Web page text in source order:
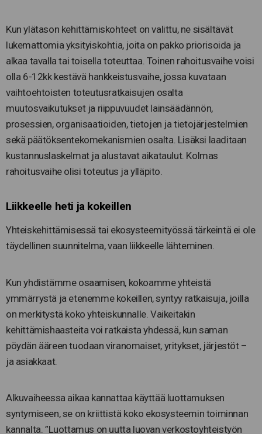
Kun ylätason kehittämiskohteet on valittu, ne sisältävät
lukemattomia yksityiskohtia, joita on pakko priorisoida ja
alkaa tavalla tai toisella toteuttaa. Toinen rahoitusvaihe voisi
olla 6-12kk kestävä hankkeistusvaihe, jossa kuvataan
vaihtoehtoisten toteutusratkaisujen osalta
muutosvaikutukset ja riippuvuudet lainsäädännön,
prosessien, organisaatioiden, tietojen ja tietojärjestelmien
sekä päätöksentekomekanismien osalta. Lisäksi laaditaan
kustannuslaskelmat ja alustavat aikataulut. Kolmas
rahoitusvaihe olisi toteutus ja ylläpito.
Liikkeelle heti ja kokeillen
Yhteiskehittämisessä tai ekosysteemityössä tärkeintä ei ole
täydellinen suunnitelma, vaan liikkeelle lähteminen.
Kun yhdistämme osaamisen, kokoamme yhteistä
ymmärrystä ja etenemme kokeillen, syntyy ratkaisuja, joilla
on merkitystä koko yhteiskunnalle. Vaikeitakin
kehittämishaasteita voi ratkaista yhdessä, kun saman
pöydän ääreen tuodaan viranomaiset, yritykset, järjestöt –
ja asiakkaat.
Alkuvaiheessa aikaa kannattaa käyttää luottamuksen
syntymiseen, se on kriittistä koko ekosysteemin toiminnan
kannalta. ”Luottamus on uutta luovan verkostoyhteistyön